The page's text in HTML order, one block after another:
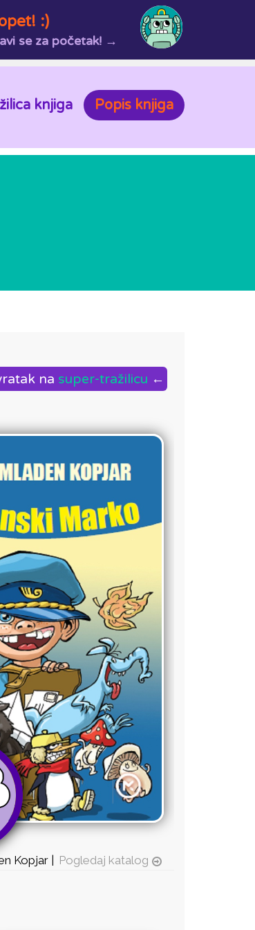
:)
se za početak! →
knjiga Popis knjiga
na super-tražilicu ←
Kopjar | Pogledaj katalog